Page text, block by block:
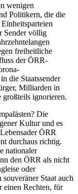
wenigen
Politikern, die die
Sender völlig
freiheitliche
der ÖRR-
die Staatssender
Milliarden in
ignorieren.
Die
Kultur und es
ÖRR
durchaus richtig.
nationaler
den ÖRR als nicht
oder
Staat auch
einen Rechten, für